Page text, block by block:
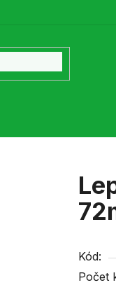
Kód:
Počet